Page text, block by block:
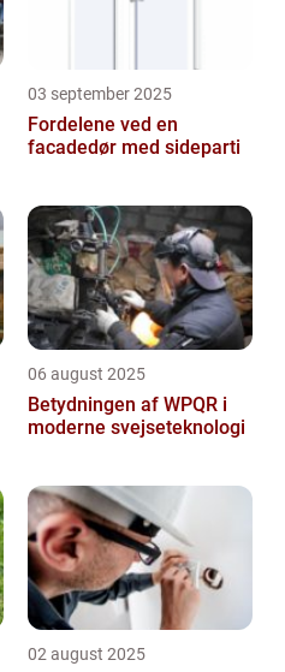
03 september 2025
Fordelene ved en
facadedør med sideparti
06 august 2025
Betydningen af WPQR i
moderne svejseteknologi
02 august 2025